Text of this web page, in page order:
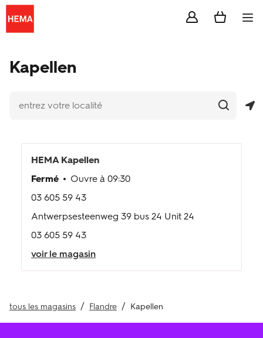
Skip to content
Se rendre sur Dior.com
Link to login page
Link to cart page
inspiration
carte HEMA extra
Return to Nav
Kapellen
entrez votre localité
Soumettre une recherche.
Géolocaliser
HEMA Kapellen
Fermé
Ouvre à 09:30
Téléphone
03 605 59 43
Antwerpsesteenweg 39 bus 24 Unit 24
Téléphone
03 605 59 43
voir le magasin
tous les magasins Flandre Kapellen
Soumettre une recherche.
Link to Social Media
Link to Social Media
Link to Social Media
Link to Social Media